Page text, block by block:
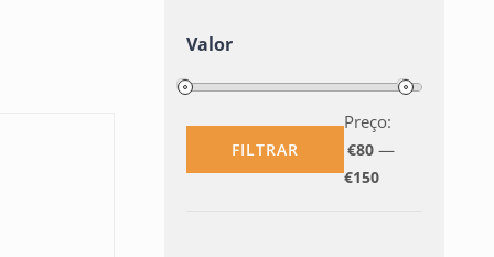
Valor
FILTRAR
Preço:
€80 —
€150